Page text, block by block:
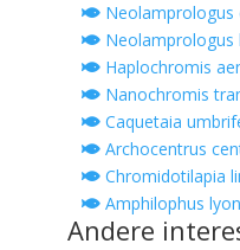
Neolamprologus
Neolamprologus
Haplochromis
Nanochromis
Caquetaia
Archocentrus
Chromidotilapia
Amphilophus
Andere